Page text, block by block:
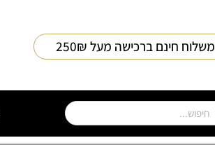
משלוח חינם ברכישה מעל 250₪